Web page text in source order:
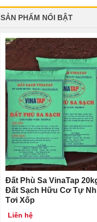
SẢN PHẨM NỔI BẬT
Đất Phù Sa VinaTap
Đất Sạch Hữu Cơ Tự
Tơi Xốp
Liên hệ